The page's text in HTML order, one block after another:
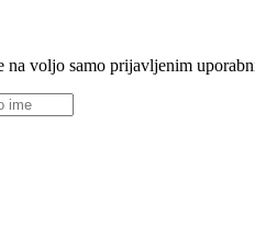
na voljo samo prijavljenim